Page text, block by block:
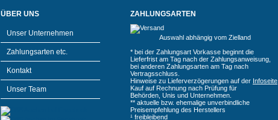
ÜBER UNS
Unser Unternehmen
Zahlungsarten etc.
Kontakt
Unser Team
ZAHLUNGSARTEN
Auswahl abhängig vom Zielland
* bei der Zahlungsart Vorkasse beginnt die
Lieferfrist am Tag nach der Zahlungsanweisung,
bei anderen Zahlungsarten am Tag nach
Vertragsschluss.
Hinweise zu Lieferverzögerungen auf der Infoseite
Kauf auf Rechnung nach Prüfung für
Behörden, Unis und Unternehmen.
** aktuelle bzw. ehemalige unverbindliche
Preisempfehlung des Herstellers
¹ freibleibend